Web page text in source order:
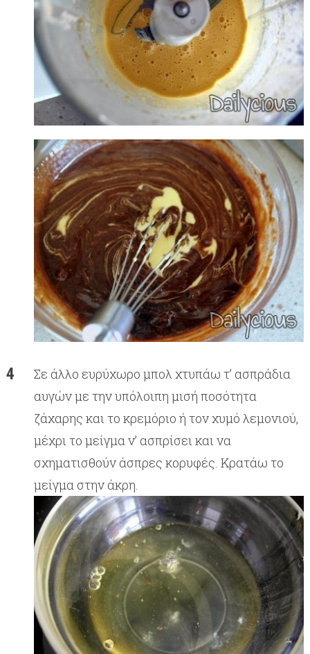
Σε άλλο ευρύχωρο μπολ χτυπάω τ’ ασπράδια
αυγών με την υπόλοιπη μισή ποσότητα
ζάχαρης και το κρεμόριο ή τον χυμό λεμονιού,
μέχρι το μείγμα ν’ ασπρίσει και να
σχηματισθούν άσπρες κορυφές. Κρατάω το
μείγμα στην άκρη.